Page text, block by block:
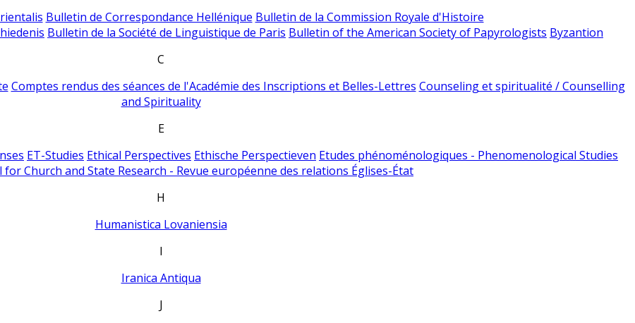
Bulletin de Correspondance Hellénique Bulletin de la Commission Royale d'Histoire
Bulletin de la Société de Linguistique de Paris Bulletin of the American Society of Papyrologists Byzantion
C
Comptes rendus des séances de l'Académie des Inscriptions et Belles-Lettres Counseling et spiritualité / Counselling
and Spirituality
E
ET-Studies Ethical Perspectives Ethische Perspectieven Etudes phénoménologiques - Phenomenological Studies
for Church and State Research - Revue européenne des relations Églises-État
H
Humanistica Lovaniensia
I
Iranica Antiqua
J